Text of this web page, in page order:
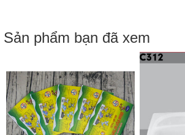
Sản phẩm bạn đã xem